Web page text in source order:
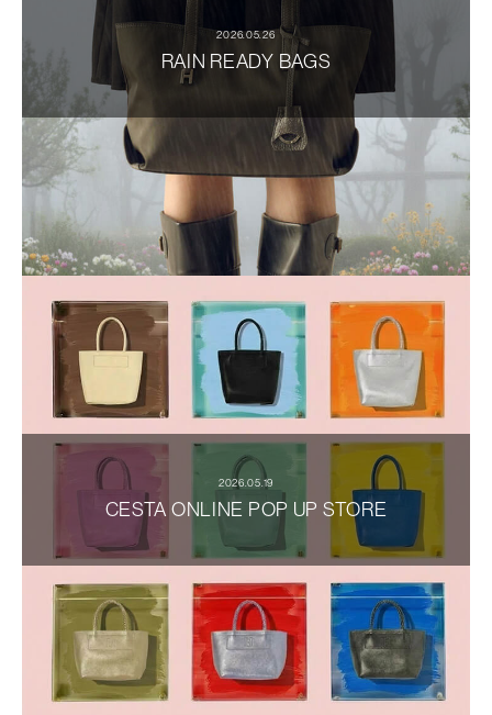
2026.05.26
RAIN READY BAGS
2026.05.19
CESTA ONLINE POP UP STORE